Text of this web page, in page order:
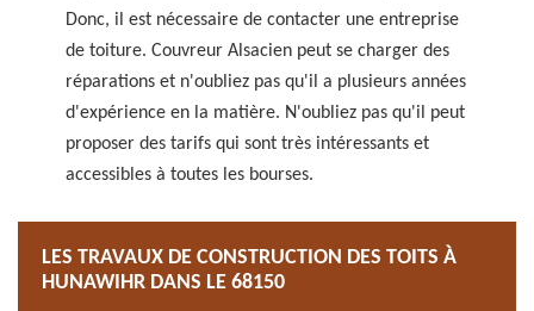
Donc, il est nécessaire de contacter une entreprise
de toiture. Couvreur Alsacien peut se charger des
réparations et n'oubliez pas qu'il a plusieurs années
d'expérience en la matière. N'oubliez pas qu'il peut
proposer des tarifs qui sont très intéressants et
accessibles à toutes les bourses.
LES TRAVAUX DE CONSTRUCTION DES TOITS À
HUNAWIHR DANS LE 68150